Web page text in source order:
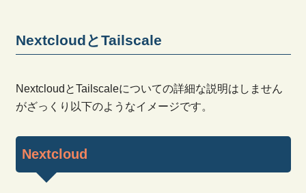
NextcloudとTailscale
NextcloudとTailscaleについての詳細な説明はしません
がざっくり以下のようなイメージです。
Nextcloud